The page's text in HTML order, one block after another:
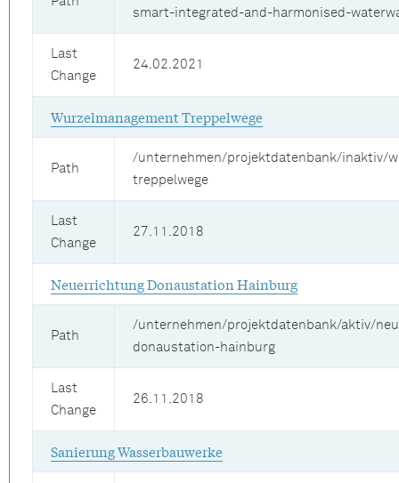
smart-integrated-and-harmonised-
Last
Change
24.02.2021
Wurzelmanagement Treppelwege
Path
/unternehmen/projektdatenbank/inaktiv/
treppelwege
Last
Change
27.11.2018
Neuerrichtung Donaustation Hainburg
Path
/unternehmen/projektdatenbank/aktiv/
donaustation-hainburg
Last
Change
26.11.2018
Sanierung Wasserbauwerke